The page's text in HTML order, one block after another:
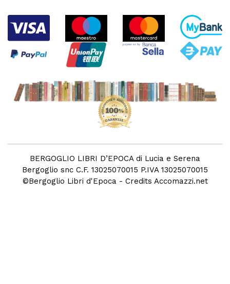
BERGOGLIO LIBRI D’EPOCA di Lucia e Serena
Bergoglio snc C.F. 13025070015 P.IVA 13025070015
©Bergoglio Libri d'Epoca - Credits Accomazzi.net